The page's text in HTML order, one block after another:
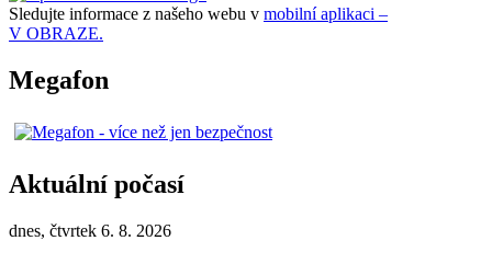
Sledujte informace z našeho webu v mobilní aplikaci –
V OBRAZE.
Megafon
Aktuální počasí
dnes, čtvrtek 6. 8. 2026